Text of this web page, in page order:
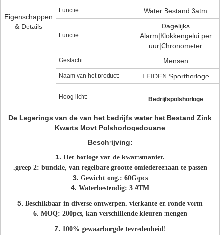
Eigenschappen
& Details
Functie: Water Bestand 3atm
Functie:
Dagelijks
Alarm|Klokkengelui per
uur|Chronometer
Geslacht: Mensen
Naam van het product: LEIDEN Sporthorloge
Hoog licht: Bedrijfspolshorloge
De Legerings van de van het bedrijfs water het Bestand Zink
Kwarts Movt Polshorlogedouane
Beschrijving:
1. Het horloge van de kwartsmanier.
.greep 2: bunckle, van regelbare grootte omiedereenaan te passen
3. Gewicht ong.: 60G/pcs
4. Waterbestendig: 3 ATM
5. Beschikbaar in diverse ontwerpen. vierkante en ronde vorm
6. MOQ: 200pcs, kan verschillende kleuren mengen
7. 100% gewaarborgde tevredenheid!